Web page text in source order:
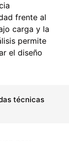
frente al
carga y la
permite
el diseño
técnicas